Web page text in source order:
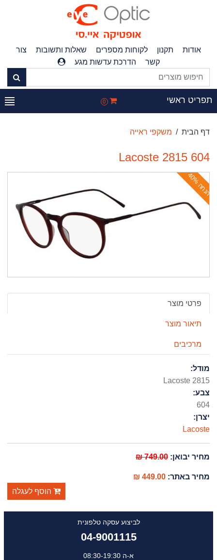
אודות תקנון לקוחות מספרים שאלות ותשובות
צור
קשר
הדרכת עדשות מגע
ראשי 0
דף הבית משקפי ראייה
Lacoste 2815 604
ה
נ
ח
ה
4
0
פרטי מוצר
תיאור מוצר
מרכיבים
מודל:
Lacoste 2815
צבע:
604
יצרן:
Lacoste
מחיר יבואן:749.00 ₪
מחיר באתר:449.00 ₪
הוסף לעגלה
לביצוע עסקה טלפונית
04-9001115
א-ה 08:30-19:30